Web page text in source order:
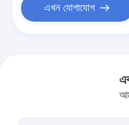
এখন যোগাযোগ